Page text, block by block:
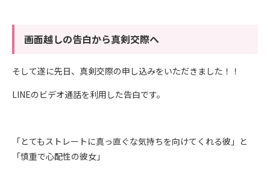
画面越しの告白から真剣交際へ
そして遂に先日、真剣交際の申し込みをいただきました！！
LINEのビデオ通話を利用した告白です。
「とてもストレートに真っ直ぐな気持ちを向けてくれる彼」と
「慎重で心配性の彼女」